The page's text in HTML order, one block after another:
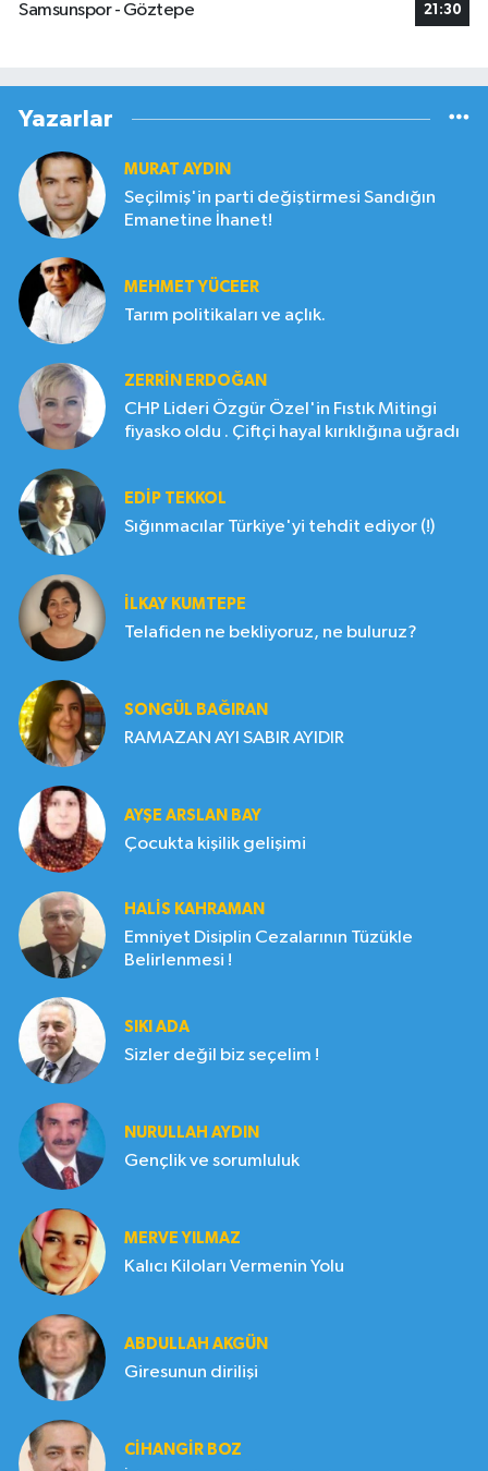
Samsunspor - Göztepe 21:30
Yazarlar
MURAT AYDIN
Seçilmiş'in parti değiştirmesi Sandığın
Emanetine İhanet!
MEHMET YÜCEER
Tarım politikaları ve açlık.
ZERRIN ERDOĞAN
CHP Lideri Özgür Özel'in Fıstık Mitingi
fiyasko oldu . Çiftçi hayal kırıklığına uğradı
EDIP TEKKOL
Sığınmacılar Türkiye'yi tehdit ediyor (!)
İLKAY KUMTEPE
Telafiden ne bekliyoruz, ne buluruz?
SONGÜL BAĞIRAN
RAMAZAN AYI SABIR AYIDIR
AYŞE ARSLAN BAY
Çocukta kişilik gelişimi
HALIS KAHRAMAN
Emniyet Disiplin Cezalarının Tüzükle
Belirlenmesi !
SIKI ADA
Sizler değil biz seçelim !
NURULLAH AYDIN
Gençlik ve sorumluluk
MERVE YILMAZ
Kalıcı Kiloları Vermenin Yolu
ABDULLAH AKGÜN
Giresunun dirilişi
CIHANGIR BOZ